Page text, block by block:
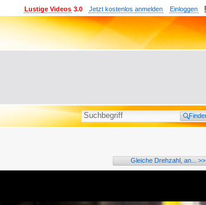
Einloggen
Jetzt kostenlos anmelden
Lustige Videos 3.0
Gleiche Drehzahl, an... >>